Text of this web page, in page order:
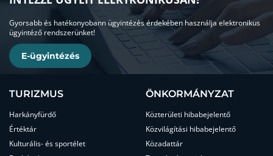
Gyorsabb és hatékonyobann ügyintézés érdekében használja elektronikus
ügyintéző rendszerünket!
E-ügyintézés
TURIZMUS
Harkányfürdő
Értéktár
Kulturális- és sportélet
ÖNKORMÁNYZAT
Közterületi hibabejelentő
Közvilágítási hibabejelentő
Közadattár